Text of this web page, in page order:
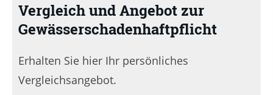
Vergleich und Angebot zur
Gewässerschadenhaftpflicht
Erhalten Sie hier Ihr persönliches
Vergleichsangebot.